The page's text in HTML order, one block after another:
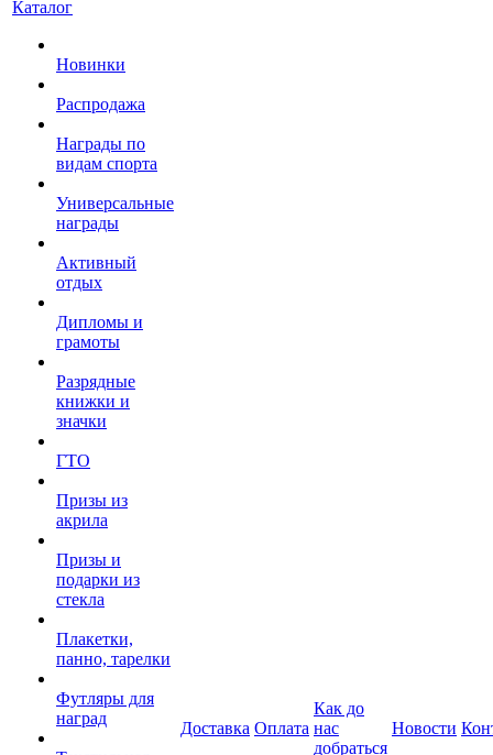
Каталог
Новинки
Распродажа
Награды по
видам спорта
Универсальные
награды
Активный
отдых
Дипломы и
грамоты
Разрядные
книжки и
значки
ГТО
Призы из
акрила
Призы и
подарки из
стекла
Плакетки,
панно, тарелки
Футляры для
наград
Доставка Оплата
Как до
нас
добраться
Новости